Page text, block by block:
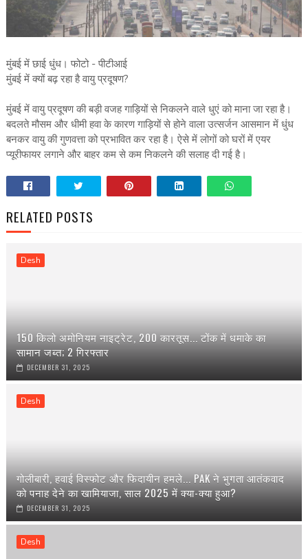
मुंबई में छाई धुंध। फोटो - पीटीआई
मुंबई में क्यों बढ़ रहा है वायु प्रदूषण?
मुंबई में वायु प्रदूषण की बड़ी वजह गाड़ियों से निकलने वाले धुएं को माना जा रहा है।
बदलते मौसम और धीमी हवा के कारण गाड़ियों से होने वाला उत्सर्जन आसमान में धुंध
बनकर वायु की गुणवत्ता को प्रभावित कर रहा है। ऐसे में लोगों को घरों में एयर
प्यूरीफायर लगाने और बाहर कम से कम निकलने की सलाह दी गई है।
RELATED POSTS
Desh
150 किलो अमोनियम नाइट्रेट, 200 कारतूस... टोंक में धमाके का
सामान जब्त; 2 गिरफ्तार
DECEMBER 31, 2025
Desh
गोलीबारी, हवाई विस्फोट और फिदायीन हमले... PAK ने भुगता आतंकवाद
को पनाह देने का खामियाजा, साल 2025 में क्या-क्या हुआ?
DECEMBER 31, 2025
Desh